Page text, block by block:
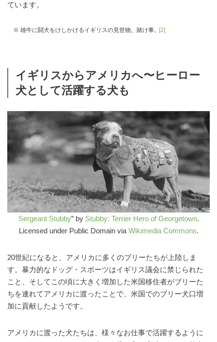
ています。
※ 雄牛に闘犬をけしかけるイギリスの見世物。賭け事。 [2]
イギリスからアメリカへ〜ヒーロー
犬として活躍する犬も
Sergeant Stubby” by Stubby: Terrier Hero of Georgetown.
Licensed under Public Domain via Wikimedia Commons.
20世紀になると、アメリカに多くのブリーたちが上陸しま
す。暴力的なドッグ・スポーツはイギリス議会に禁じられた
こと、そしてこの頃に大きく増加した米国移住者がブリーた
ちを連れてアメリカに渡ったことで、米国でのブリー犬口増
加に貢献したようです。
アメリカに渡った犬たちは、様々なお仕事で活躍するように